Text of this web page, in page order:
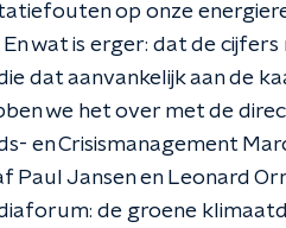
op onze
En wat is erger: dat de
dat aanvankelijk aan de
we het over met de
en Crisismanagement
Paul Jansen en Leonard
de groene